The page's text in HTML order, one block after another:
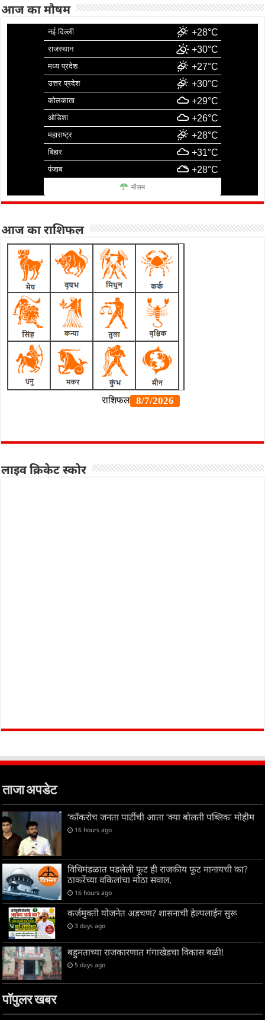
आज का मौषम
नई दिल्ली +28°C
राजस्थान +30°C
मध्य प्रदेश +27°C
उत्तर प्रदेश +30°C
कोलकाता +29°C
ओडिशा +26°C
महाराष्ट्र +28°C
बिहार +31°C
पंजाब +28°C
मौसम
आज का राशिफल
लाइव क्रिकेट स्कोर
ताजा अपडेट
‘कॉकरोच जनता पार्टीची आता ‘क्या बोलती पब्लिक’ मोहीम
16 hours ago
विधिमंडळात पडलेली फूट ही राजकीय फूट मानायची का?
ठाकरेंच्या वकिलांचा मोठा सवाल,
16 hours ago
कर्जमुक्ती योजनेत अडचण? शासनाची हेल्पलाईन सुरू
3 days ago
बहुमताच्या राजकारणात गंगाखेडचा विकास बळी!
5 days ago
पॉपुलर खबर